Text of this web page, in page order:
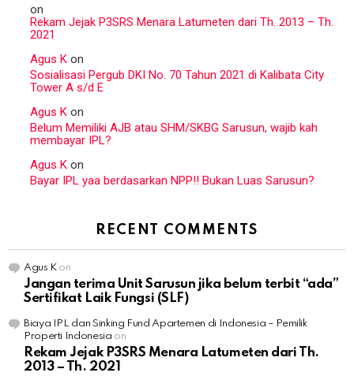
on
Rekam Jejak P3SRS Menara Latumeten dari Th. 2013 – Th.
2021
Agus K on
Sosialisasi Pergub DKI No. 70 Tahun 2021 di Kalibata City
Tower A s/d E
Agus K on
Belum Memiliki AJB atau SHM/SKBG Sarusun, wajib kah
membayar IPL?
Agus K on
Bayar IPL yaa berdasarkan NPP!! Bukan Luas Sarusun?
RECENT COMMENTS
Agus Kon
Jangan terima Unit Sarusun jika belum terbit “ada”
Sertifikat Laik Fungsi (SLF)
Biaya IPL dan Sinking Fund Apartemen di Indonesia – Pemilik
Properti Indonesia on
Rekam Jejak P3SRS Menara Latumeten dari Th.
2013 – Th. 2021